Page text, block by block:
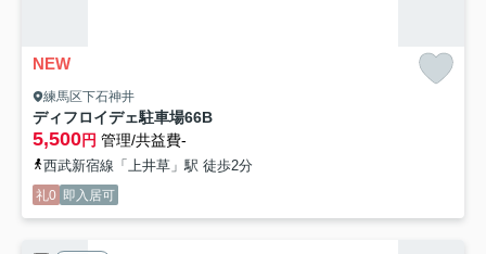
NEW
練馬区下石神井
ディフロイデェ駐車場66B
5,500円 管理/共益費-
西武新宿線「上井草」駅 徒歩2分
礼0 即入居可